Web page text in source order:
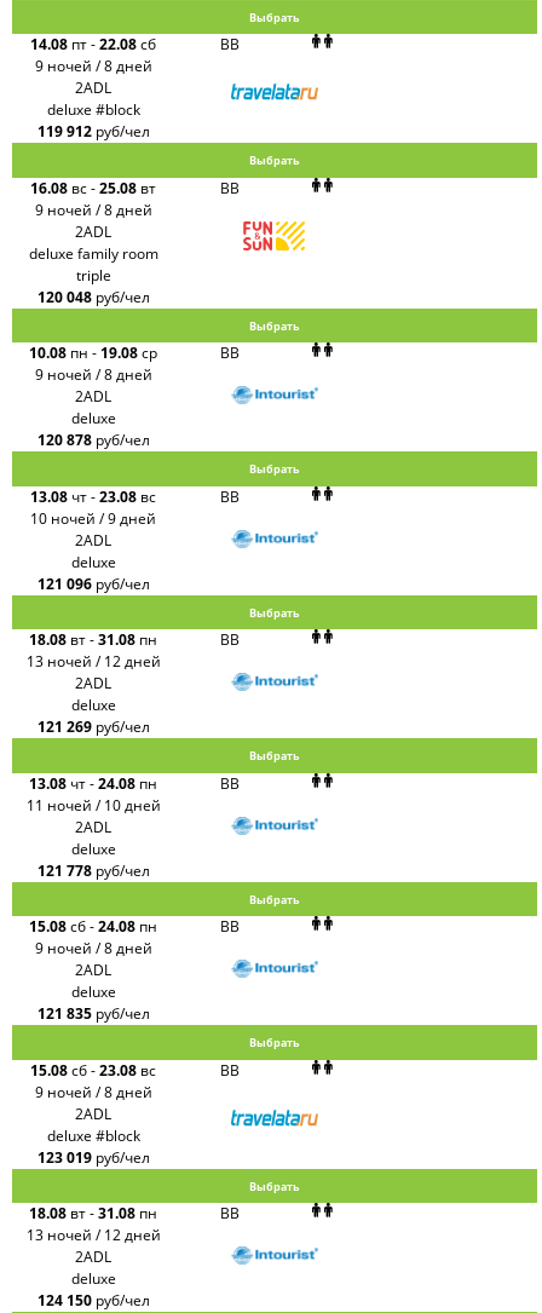
Выбрать
14.08 пт-22.08сб
9 ночей / 8 дней
BB
2ADL
deluxe #block
119 912 руб/чел
Выбрать
16.08 вс-25.08 вт
9 ночей / 8 дней
BB
2ADL
deluxe family room
triple
120 048 руб/чел
Выбрать
10.08 пн - 19.08ср
9 ночей / 8 дней
BB
2ADL
deluxe
120 878 руб/чел
Выбрать
13.08 чт-23.08 вс
10 ночей / 9 дней
BB
2ADL
deluxe
121 096 руб/чел
Выбрать
18.08 вт-31.08 пн
13 ночей / 12 дней
BB
2ADL
deluxe
121 269 руб/чел
Выбрать
13.08 чт-24.08 пн
11 ночей / 10 дней
BB
2ADL
deluxe
121 778 руб/чел
Выбрать
15.08сб-24.08 пн
9 ночей / 8 дней
BB
2ADL
deluxe
121 835 руб/чел
Выбрать
15.08сб-23.08 вс
9 ночей / 8 дней
BB
2ADL
deluxe #block
123 019 руб/чел
Выбрать
18.08 вт-31.08 пн
13 ночей / 12 дней
BB
2ADL
deluxe
124 150 руб/чел